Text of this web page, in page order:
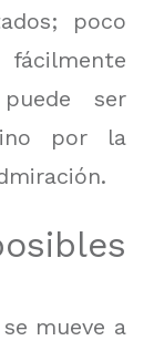
poco
fácilmente
puede ser
por la
mueve a